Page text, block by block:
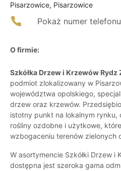
Pisarzowice, Pisarzowice
Pokaż numer telefonu
O firmie:
Szkółka Drzew i Krzewów Rydz
podmiot zlokalizowany w
województwa opolskiego,
drzew oraz krzewów.
istotny punkt na lokalnym rynku,
rośliny ozdobne i użytkowe,
wzbogaceniu terenów zielonych
W asortymencie Szkółki Drzew i
dostępna jest szeroka gama